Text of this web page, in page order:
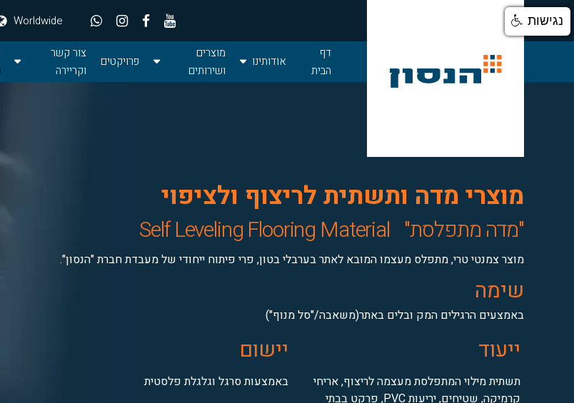
Worldwide
דף
הבית
אודותינו 
מוצרים
ושירותים
 פרויקטים
צור קשר
וקריירה

מוצרי מדה ותשתית לריצוף ולציפוי
"מדה מתפלסת" Self Leveling Flooring Material
מוצר צמנטי טרי, מתפלס מעצמו המובא לאתר בערבלי בטון, פרי פיתוח ייחודי של מעבדת חברת "הנסון".
שימה
באמצעים הרגילים המק ובלים באתר(משאבה/"סל מנוף")
ייעוד יישום
תשתית מילוי המתפלסת מעצמה לריצוף, אריחי
קרמיקה, שטיחים, יריעות PVC, פרקט בבתי
באמצעות סרגל וגלגלת פלסטית
נגישות